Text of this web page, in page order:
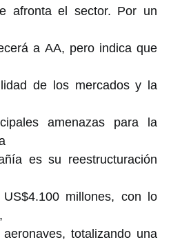
afronta el sector. Por un
a AA, pero indica que
de los mercados y la
amenazas para la
es su reestructuración
millones, con lo
totalizando una